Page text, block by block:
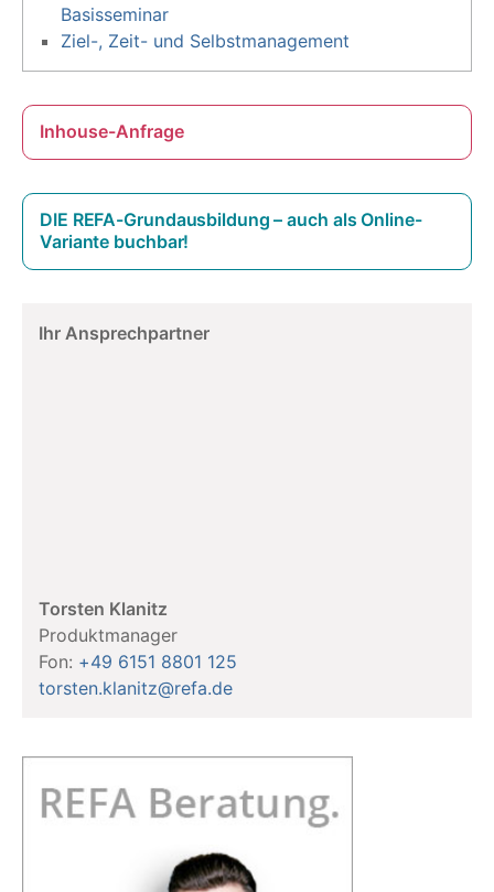
Basisseminar
Ziel-, Zeit- und Selbstmanagement
Inhouse-Anfrage
DIE REFA-Grundausbildung – auch als Online-
Variante buchbar!
Ihr Ansprechpartner
Torsten Klanitz
Produktmanager
Fon: +49 6151 8801 125
torsten.klanitz@refa.de